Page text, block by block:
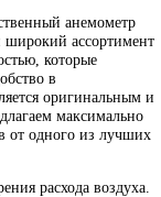
анемометр
широкий ассортимент
которые
в
оригинальным и
максимально
от одного из лучших
расхода воздуха.